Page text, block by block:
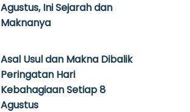
Agustus, Ini Sejarah dan
Maknanya
Asal Usul dan Makna Dibalik
Peringatan Hari
Kebahagiaan Setiap 8
Agustus